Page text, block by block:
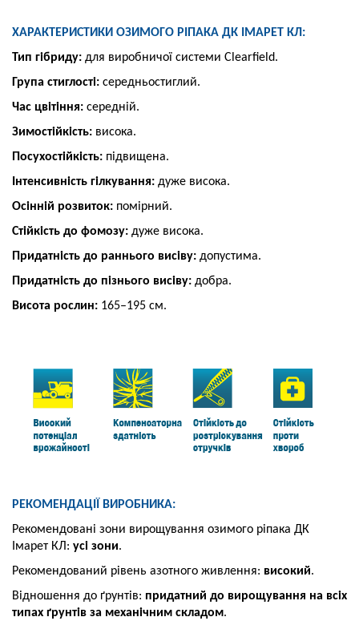
ХАРАКТЕРИСТИКИ ОЗИМОГО РІПАКА ДК ІМАРЕТ КЛ:
Тип гібриду: для виробничої системи Clearfield.
Група стиглості: середньостиглий.
Час цвітіння: середній.
Зимостійкість: висока.
Посухостійкість: підвищена.
Інтенсивність гілкування: дуже висока.
Осінній розвиток: помірний.
Стійкість до фомозу: дуже висока.
Придатність до раннього висіву: допустима.
Придатність до пізнього висіву: добра.
Висота рослин: 165–195 см.
РЕКОМЕНДАЦІЇ ВИРОБНИКА:
Рекомендовані зони вирощування озимого ріпака ДК
Імарет КЛ: усі зони.
Рекомендований рівень азотного живлення: високий.
Відношення до ґрунтів: придатний до вирощування на всіх
типах ґрунтів за механічним складом.